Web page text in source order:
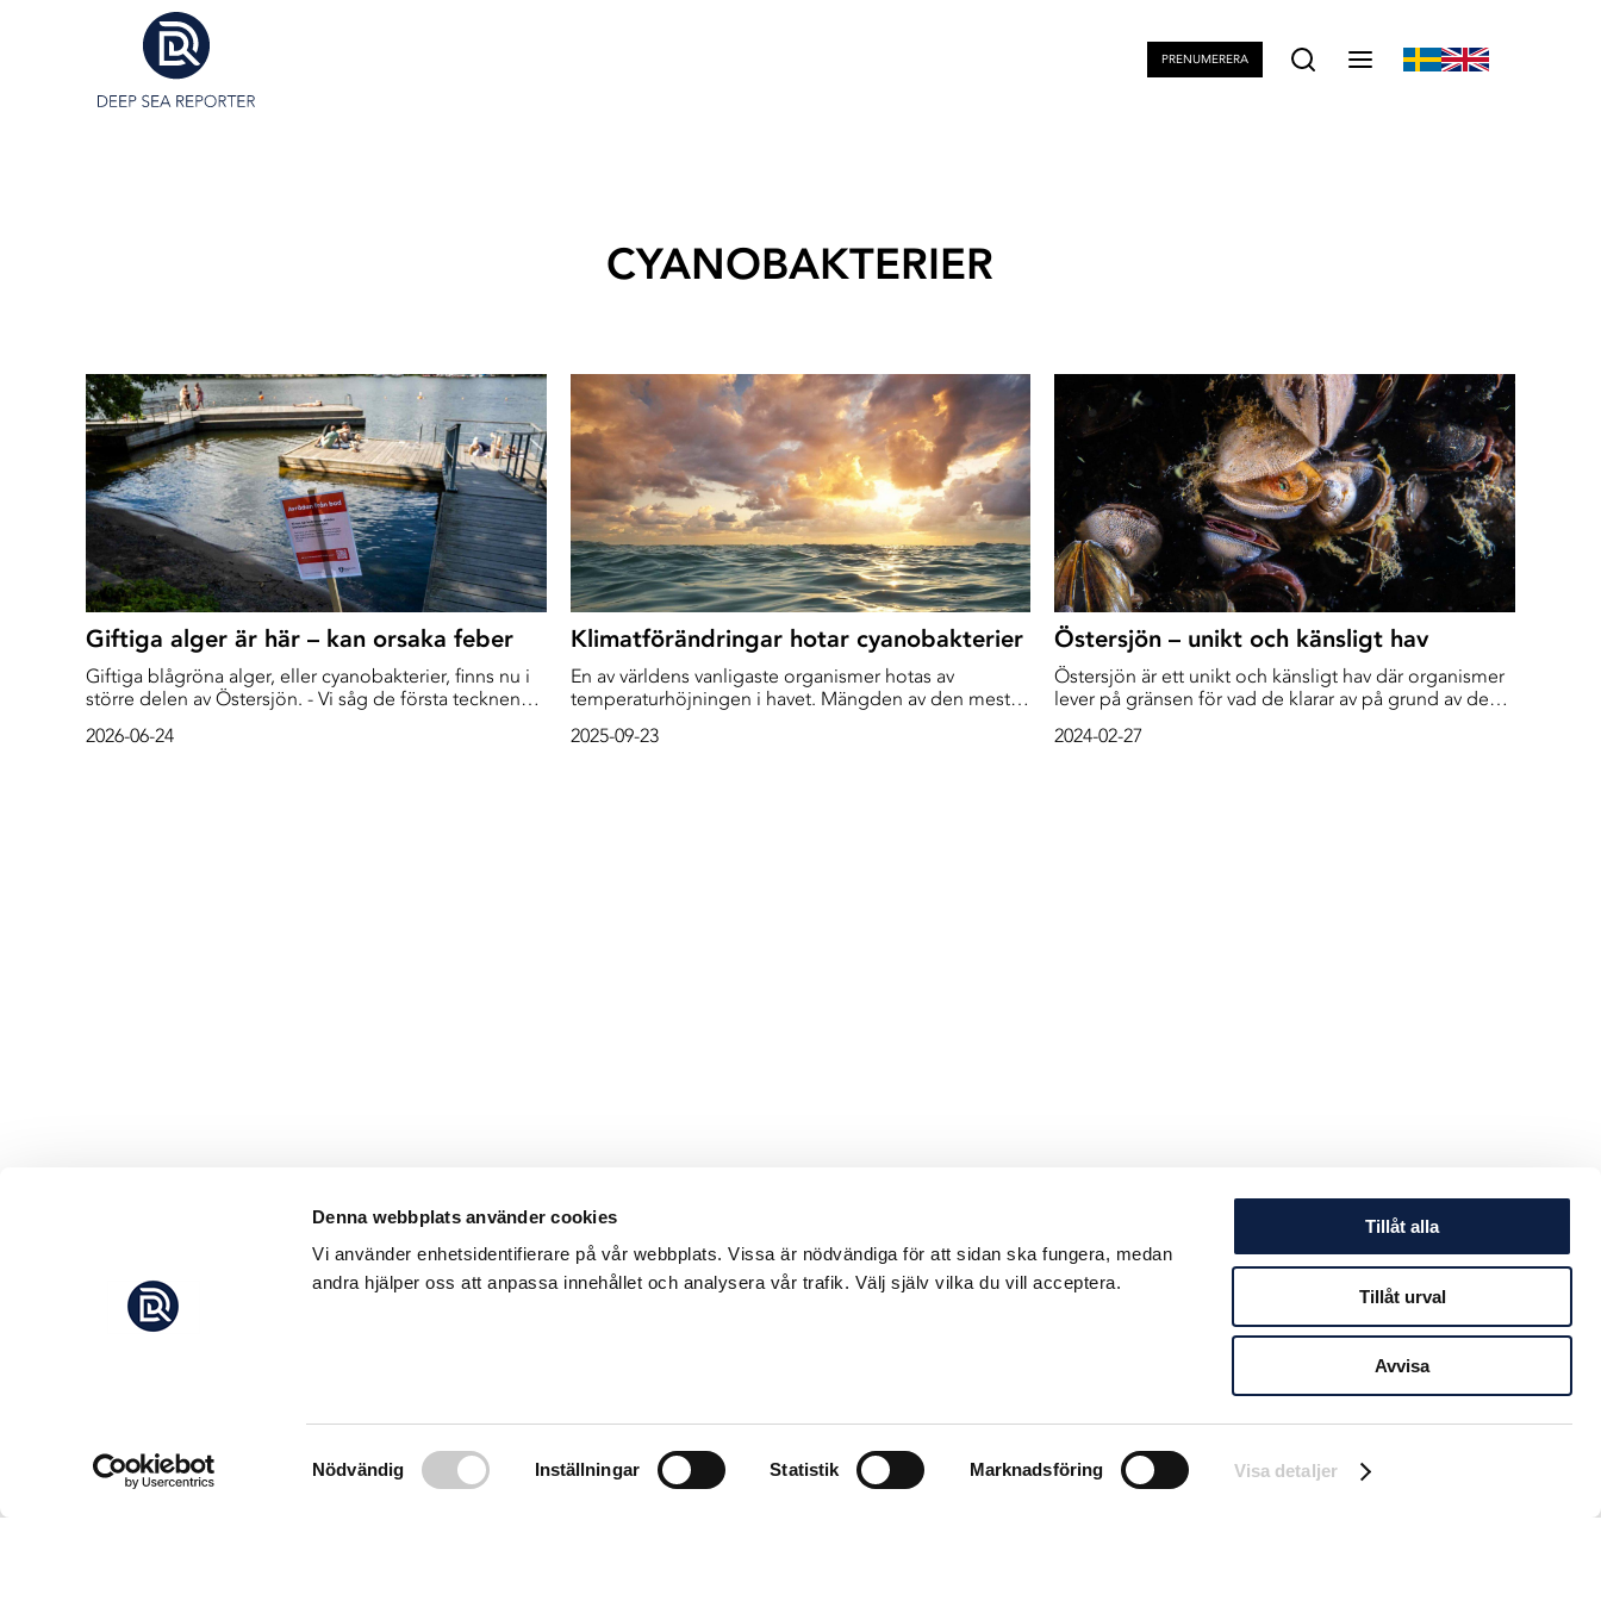
Denna webbplats använder cookies
Vi använder enhetsidentifierare på vår webbplats. Vissa är nödvändiga för att sidan ska fungera, medan
andra hjälper oss att anpassa innehållet och analysera vår trafik. Välj själv vilka du vill acceptera.
Samtyckesval
Nödvändig Inställningar Statistik Marknadsföring Visa detaljer
Tillåt alla
Tillåt urval
Avvisa
PRENUMERERA
CYANOBAKTERIER
Giftiga alger är här – kan orsaka feber
Giftiga blågröna alger, eller cyanobakterier, finns nu i
större delen av Östersjön. - Vi såg de första tecknen
ökat, säger Jörgen Öberg, oceanograf på SMHI.
2026-06-24
Klimatförändringar hotar cyanobakterier
En av världens vanligaste organismer hotas av
temperaturhöjningen i havet. Mängden av den mest
(prochlorococcus) riskerar att halveras om inte
2025-09-23
Östersjön – unikt och känsligt hav
Östersjön är ett unikt och känsligt hav där organismer
lever på gränsen för vad de klarar av på grund av den
förorenade innanhav på grund av övergödning och
2024-02-27